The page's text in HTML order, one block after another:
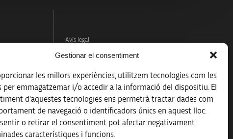
Gestionar el consentiment
les millors experiències, utilitzem tecnologies com les
per emmagatzemar i/o accedir a la informació del dispositiu. El
d'aquestes tecnologies ens permetrà tractar dades com
de navegació o identificadors únics en aquest lloc.
o retirar el consentiment pot afectar negativament
característiques i funcions.
a la
Avís legal
Registre d’activitats de tractament
Accessibilitat
Mapa web